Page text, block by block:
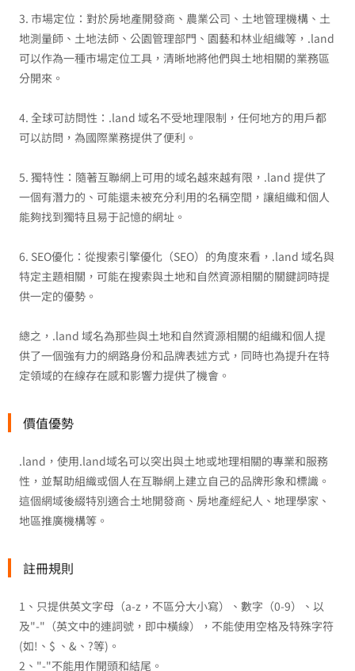
3. 市場定位：對於房地產開發商、農業公司、土地管理機構、土
地測量師、土地法師、公園管理部門、園藝和林业組織等，.land
可以作為一種市場定位工具，清晰地將他們與土地相關的業務區
分開來。
4. 全球可訪問性：.land 域名不受地理限制，任何地方的用戶都
可以訪問，為國際業務提供了便利。
5. 獨特性：隨著互聯網上可用的域名越來越有限，.land 提供了
一個有潛力的、可能還未被充分利用的名稱空間，讓組織和個人
能夠找到獨特且易于記憶的網址。
6. SEO優化：從搜索引擎優化（SEO）的角度來看，.land 域名與
特定主題相關，可能在搜索與土地和自然資源相關的關鍵詞時提
供一定的優勢。
總之，.land 域名為那些與土地和自然資源相關的組織和個人提
供了一個強有力的網路身份和品牌表述方式，同時也為提升在特
定領域的在線存在感和影響力提供了機會。
價值優勢
.land，使用.land域名可以突出與土地或地理相關的專業和服務
性，並幫助組織或個人在互聯網上建立自己的品牌形象和標識。
這個網域後綴特別適合土地開發商、房地產經紀人、地理學家、
地區推廣機構等。
註冊規則
1、只提供英文字母（a-z，不區分大小寫）、數字（0-9）、以
及"-"（英文中的連詞號，即中橫線），不能使用空格及特殊字符
(如!、$ 、&、?等)。
2、"-"不能用作開頭和結尾。